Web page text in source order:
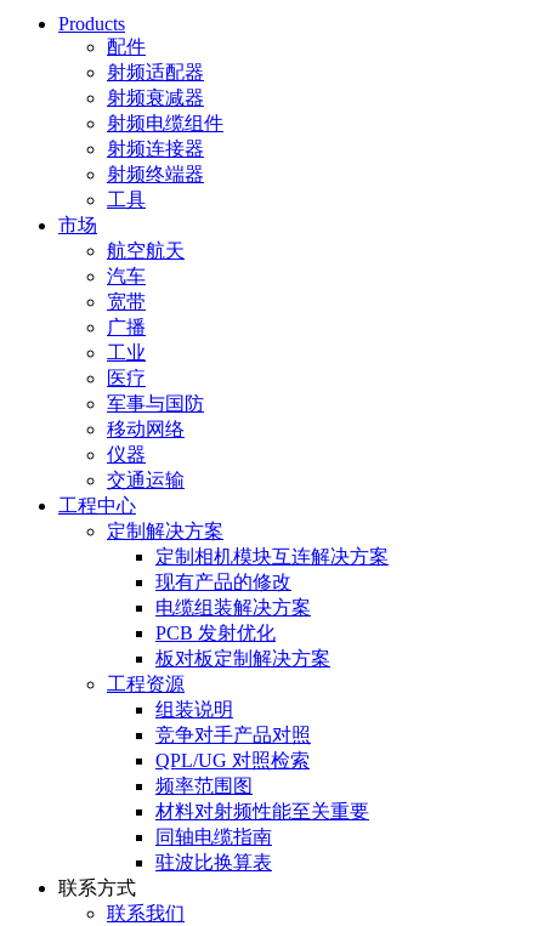
Products
配件
射频适配器
射频衰减器
射频电缆组件
射频连接器
射频终端器
工具
市场
航空航天
汽车
宽带
广播
工业
医疗
军事与国防
移动网络
仪器
交通运输
工程中心
定制解决方案
定制相机模块互连解决方案
现有产品的修改
电缆组装解决方案
PCB 发射优化
板对板定制解决方案
工程资源
组装说明
竞争对手产品对照
QPL/UG 对照检索
频率范围图
材料对射频性能至关重要
同轴电缆指南
驻波比换算表
联系方式
联系我们